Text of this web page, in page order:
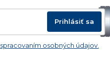
Prihlásiť sa
spracovaním osobných údajov.